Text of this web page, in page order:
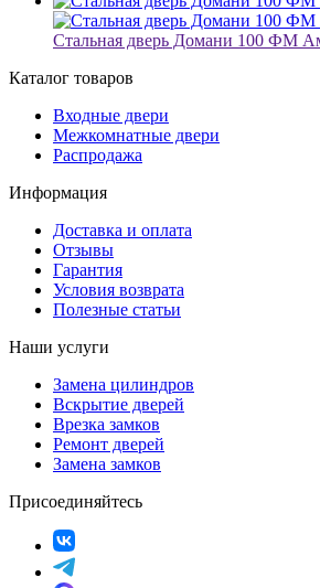
Стальная дверь Домани 100 ФМ
Каталог товаров
Входные двери
Межкомнатные двери
Распродажа
Информация
Доставка и оплата
Отзывы
Гарантия
Условия возврата
Полезные статьи
Наши услуги
Замена цилиндров
Вскрытие дверей
Врезка замков
Ремонт дверей
Замена замков
Присоединяйтесь